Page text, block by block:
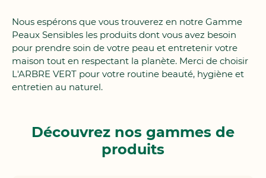
Nous espérons que vous trouverez en notre Gamme
Peaux Sensibles les produits dont vous avez besoin
pour prendre soin de votre peau et entretenir votre
maison tout en respectant la planète. Merci de choisir
L'ARBRE VERT pour votre routine beauté, hygiène et
entretien au naturel.
Découvrez nos gammes de
produits